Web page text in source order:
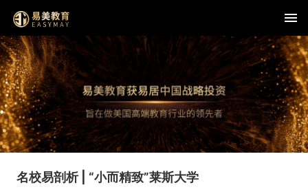
名校易剖析 | “小而精致”莱斯大学